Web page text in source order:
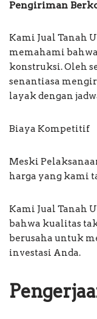
Pengiriman
Kami Jual Tanah
memahami
konstruksi. Oleh
senantiasa
layak dengan
Biaya Kompetitif
Meski
harga yang kami
Kami Jual Tanah
bahwa kualitas
berusaha untuk
investasi Anda.